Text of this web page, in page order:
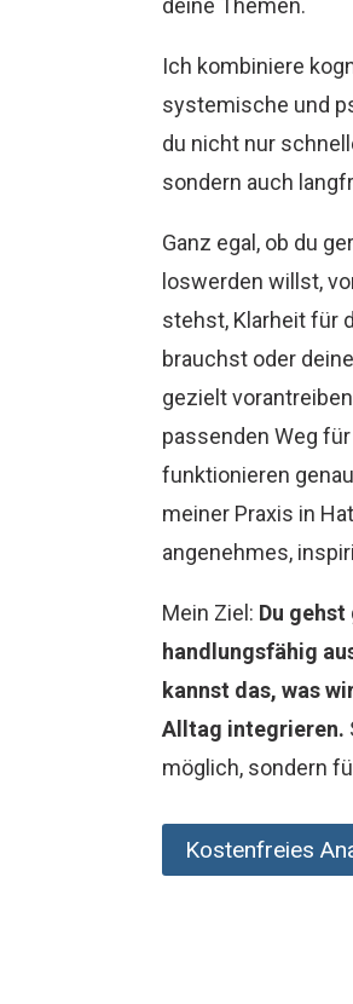
deine Themen.
Ich kombiniere
systemische und
du nicht nur
sondern auch
Ganz egal, ob du
loswerden willst,
stehst, Klarheit für
brauchst oder
gezielt
passenden Weg
funktionieren
meiner Praxis in
angenehmes,
Mein Ziel: Du
handlungsfähig
kannst das, was
Alltag integrieren.
möglich, sondern
Kostenfreies